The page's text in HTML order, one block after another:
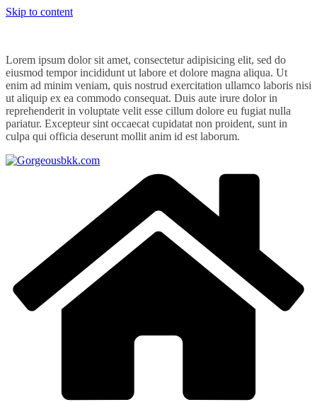
Skip to content
Lorem ipsum dolor sit amet, consectetur adipisicing elit, sed do
eiusmod tempor incididunt ut labore et dolore magna aliqua. Ut
enim ad minim veniam, quis nostrud exercitation ullamco laboris nisi
ut aliquip ex ea commodo consequat. Duis aute irure dolor in
reprehenderit in voluptate velit esse cillum dolore eu fugiat nulla
pariatur. Excepteur sint occaecat cupidatat non proident, sunt in
culpa qui officia deserunt mollit anim id est laborum.